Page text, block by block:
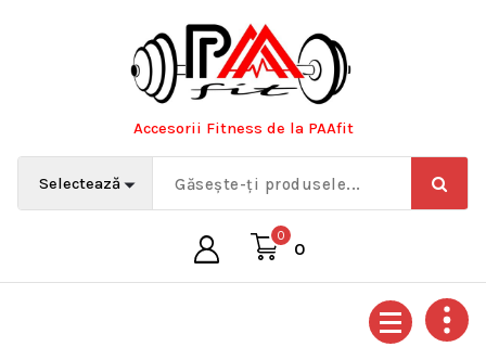
Accesorii Fitness de la PAAfit
0
0